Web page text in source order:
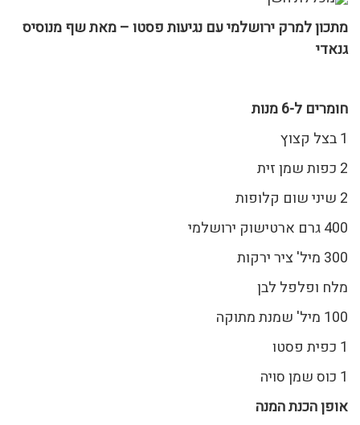
מתכון למרק ירושלמי עם נגיעות פסטו – מאת שף מנוסיס
גנאדי
חומרים ל-6 מנות
1 בצל קצוץ
2 כפות שמן זית
2 שיני שום קלופות
400 גרם ארטישוק ירושלמי
300 מיל' ציר ירקות
מלח ופלפל לבן
100 מיל' שמנת מתוקה
1 כפית פסטו
1 כוס שמן סויה
אופן הכנת המנה